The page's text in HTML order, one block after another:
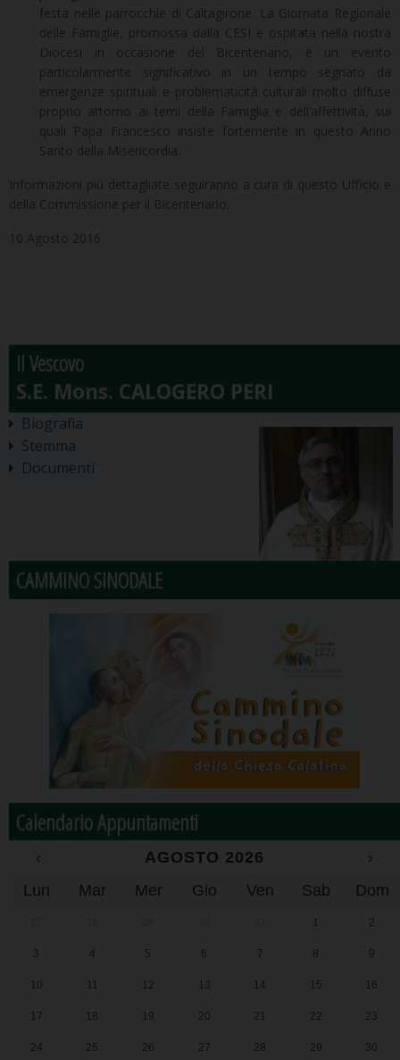
festa nelle parrocchie di Caltagirone. La Giornata Regionale
delle Famiglie, promossa dalla CESI e ospitata nella nostra
Diocesi in occasione del Bicentenario, è un evento
particolarmente significativo in un tempo segnato da
emergenze spirituali e problematicità culturali molto diffuse
proprio attorno ai temi della Famiglia e dell’affettività, sui
quali Papa Francesco insiste fortemente in questo Anno
Santo della Misericordia.
Informazioni più dettagliate seguiranno a cura di questo Ufficio e
della Commissione per il Bicentenario.
10 Agosto 2016
Il Vescovo
Biografia
Stemma
Documenti
CAMMINO SINODALE
Calendario Appuntamenti
‹ AGOSTO 2026
›
Lun
Mar Mer Gio Ven Sab Dom
1 2
3 4 5 6 7 8 9
10 11 12 13 14 15 16
17 18 19 20 21 22 23
24 25 26 27 28 29 30